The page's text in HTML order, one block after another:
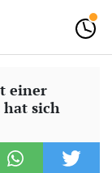
einer
sich